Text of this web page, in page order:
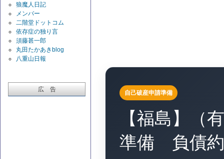
狼魔人日記
メンバー
二階堂ドットコム
依存症の独り言
須藤甚一郎
丸田たかあきblog
八重山日報
広 告 自己破産申請準備
【福島】（
準備 負債約